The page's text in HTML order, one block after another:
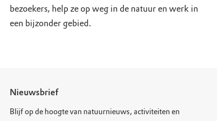
bezoekers, help ze op weg in de natuur en werk in
een bijzonder gebied.
Nieuwsbrief
Blijf op de hoogte van natuurnieuws, activiteiten en